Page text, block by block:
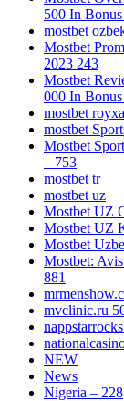
500 In
mostbet
Mostbet
2023 243
Mostbet
000 In
mostbet
‎mostbet
Mostbet
– 753
mostbet tr
mostbet uz
Mostbet UZ
Mostbet UZ
Mostbet
Mostbet:
881
mvclinic.ru
NEW
News
Nigeria – 228